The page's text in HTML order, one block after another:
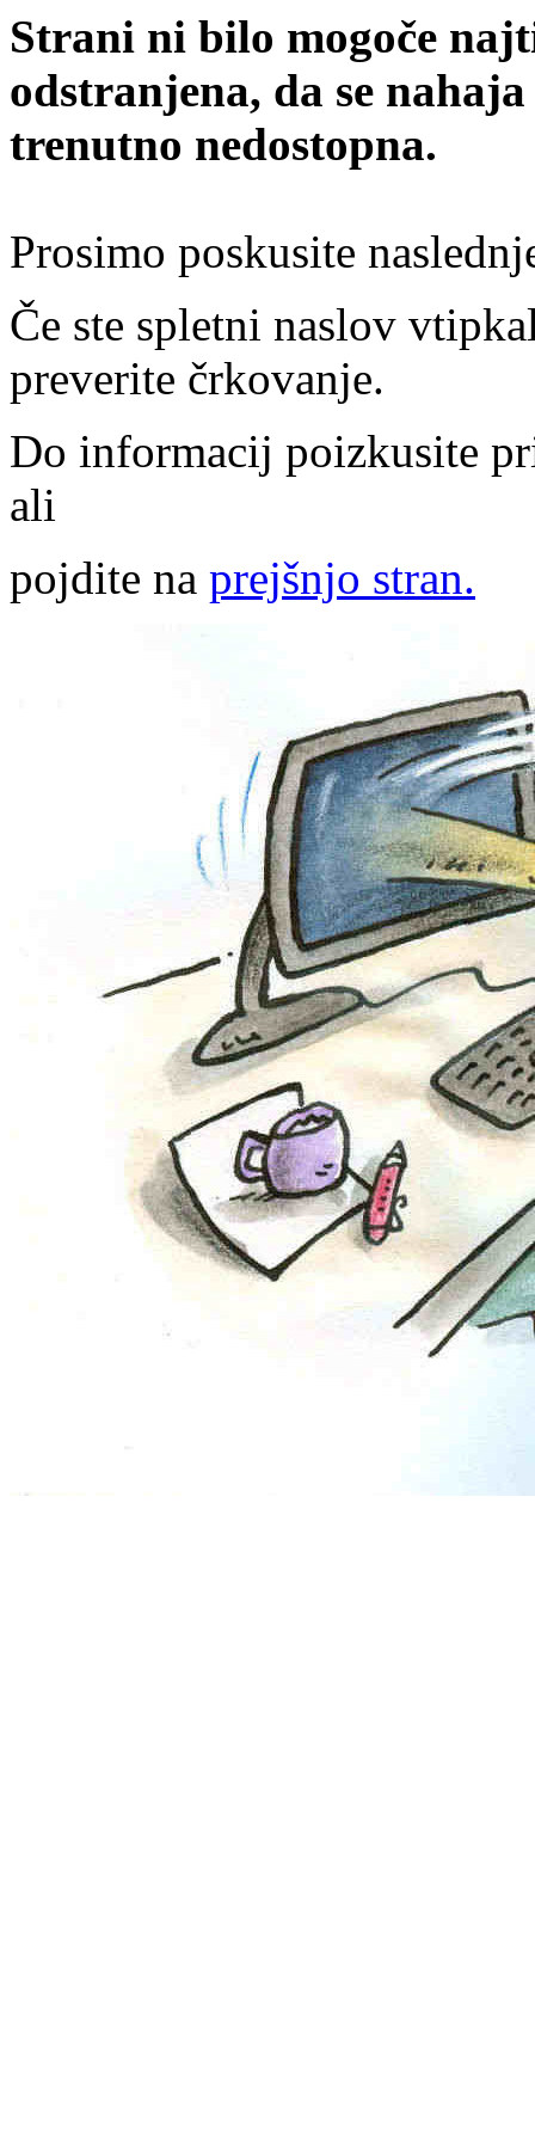
Strani ni bilo mogoče
odstranjena, da se
trenutno nedostopna.
Prosimo poskusite
Če ste spletni naslov
preverite črkovanje.
Do informacij poizkusite
ali
pojdite na prejšnjo stran.